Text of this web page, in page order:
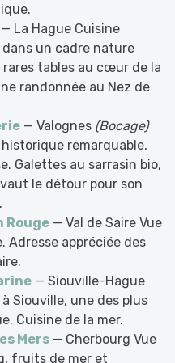
— La Hague Cuisine
un cadre nature
rares tables au cœur de la
randonnée au Nez de
— Valognes (Bocage)
remarquable,
Galettes au sarrasin bio,
le détour pour son
Rouge — Val de Saire Vue
Adresse appréciée des
— Siouville-Hague
Siouville, une des plus
Cuisine de la mer.
Mers — Cherbourg Vue
fruits de mer et